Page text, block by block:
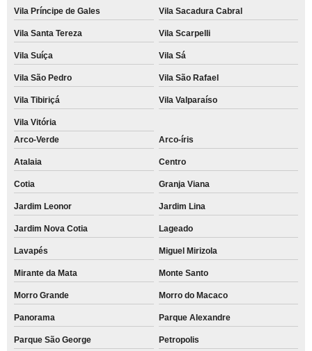
Vila Príncipe de Gales Vila Sacadura Cabral
Vila Santa Tereza Vila Scarpelli
Vila Suíça Vila Sá
Vila São Pedro Vila São Rafael
Vila Tibiriçá Vila Valparaíso
Vila Vitória
Arco-Verde
Arco-íris
Atalaia Centro
Cotia Granja Viana
Jardim Leonor Jardim Lina
Jardim Nova Cotia Lageado
Lavapés Miguel Mirizola
Mirante da Mata Monte Santo
Morro Grande Morro do Macaco
Panorama Parque Alexandre
Parque São George Petropolis